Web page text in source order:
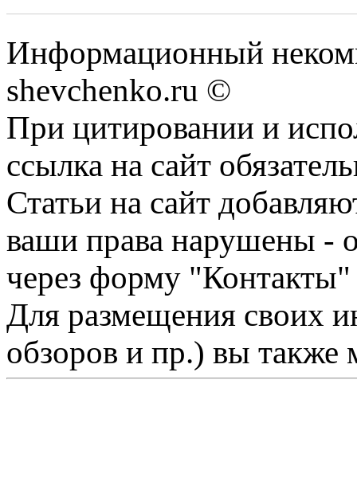
Информационный
shevchenko.ru ©
При цитировании и
ссылка на сайт
Статьи на сайт
ваши права нарушены -
через форму "Контакты"
Для размещения своих
обзоров и пр.) вы также